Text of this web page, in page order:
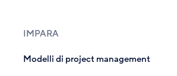
IMPARA
Modelli di project management